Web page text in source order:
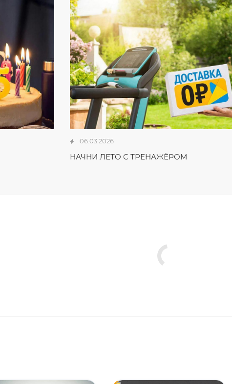
06.03.2026
НАЧНИ ЛЕТО С ТРЕНАЖЁРОМ